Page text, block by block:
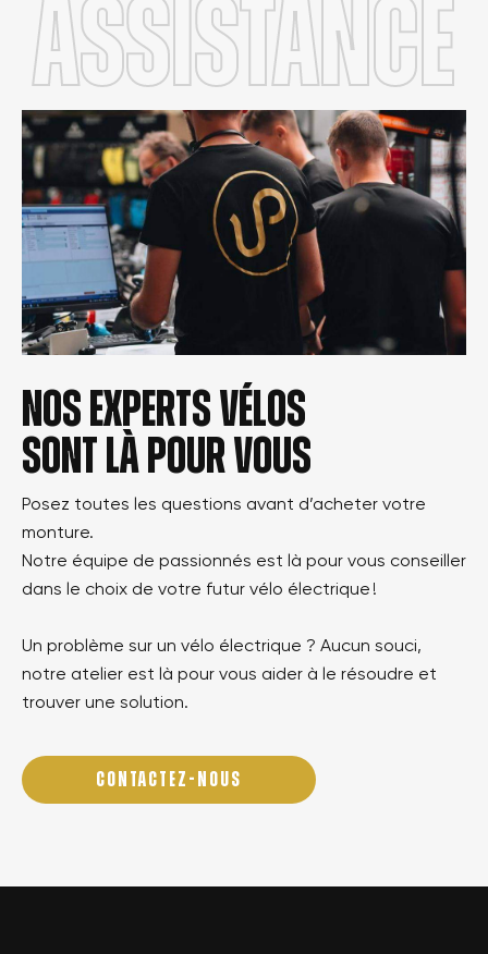
Assistance
Nos experts vélos
sont là pour vous
Posez toutes les questions avant d’acheter votre
monture.
Notre équipe de passionnés est là pour vous conseiller
dans le choix de votre futur vélo électrique !
Un problème sur un vélo électrique ? Aucun souci,
notre atelier est là pour vous aider à le résoudre et
trouver une solution.
CONTACTEZ-NOUS